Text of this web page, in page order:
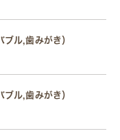
ル,歯みがき）
ル,歯みがき）